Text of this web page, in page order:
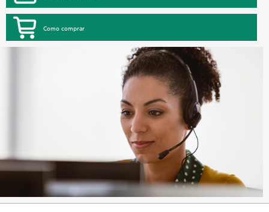
Como comprar